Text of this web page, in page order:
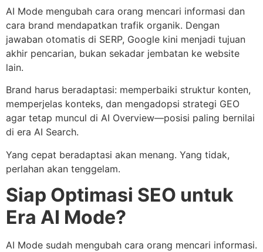
AI Mode mengubah cara orang mencari informasi dan
cara brand mendapatkan trafik organik. Dengan
jawaban otomatis di SERP, Google kini menjadi tujuan
akhir pencarian, bukan sekadar jembatan ke website
lain.
Brand harus beradaptasi: memperbaiki struktur konten,
memperjelas konteks, dan mengadopsi strategi GEO
agar tetap muncul di AI Overview—posisi paling bernilai
di era AI Search.
Yang cepat beradaptasi akan menang. Yang tidak,
perlahan akan tenggelam.
Siap Optimasi SEO untuk
Era AI Mode?
AI Mode sudah mengubah cara orang mencari informasi.